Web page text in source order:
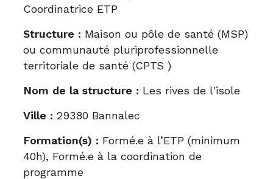
Coordinatrice ETP
Structure : Maison ou pôle de santé (MSP)
ou communauté pluriprofessionnelle
territoriale de santé (CPTS )
Nom de la structure : Les rives de l'isole
Ville : 29380 Bannalec
Formation(s) : Formé.e à l’ETP (minimum
40h), Formé.e à la coordination de
programme